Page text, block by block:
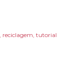
reciclagem tutorial